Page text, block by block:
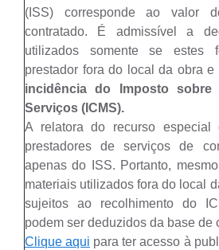
(ISS) corresponde ao valor
contratado. É admissível a
utilizados somente se estes
prestador fora do local da obra e
incidência do Imposto sobre
Serviços (ICMS).
A relatora do recurso
prestadores de serviços de
apenas do ISS. Portanto,
materiais utilizados fora do local
sujeitos ao recolhimento do
podem ser deduzidos da base de
Clique aqui para ter acesso à